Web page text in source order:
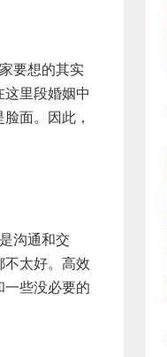
要想的其实
里段婚姻中
面。因此，
沟通和交
不太好。高效
一些没必要的